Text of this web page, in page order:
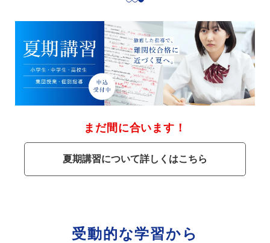
まだ間に合います！
夏期講習について詳しくはこちら
受動的な学習から